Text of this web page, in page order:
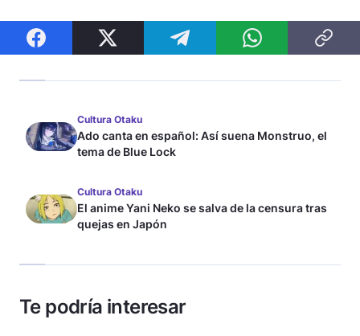
Cultura Otaku
Ado canta en español: Así suena Monstruo, el
tema de Blue Lock
Cultura Otaku
El anime Yani Neko se salva de la censura tras
quejas en Japón
Te podría interesar